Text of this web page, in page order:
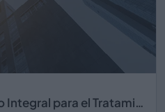
Itae Psicología - Centro Integral para el Tratamiento de la Ansiedad y el Estrés, S.L.